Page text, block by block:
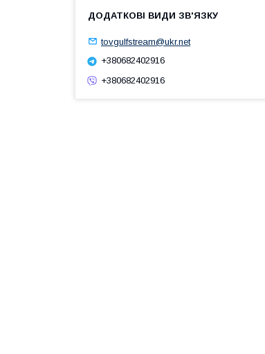
tovgulfstream@ukr.net
+380682402916
+380682402916